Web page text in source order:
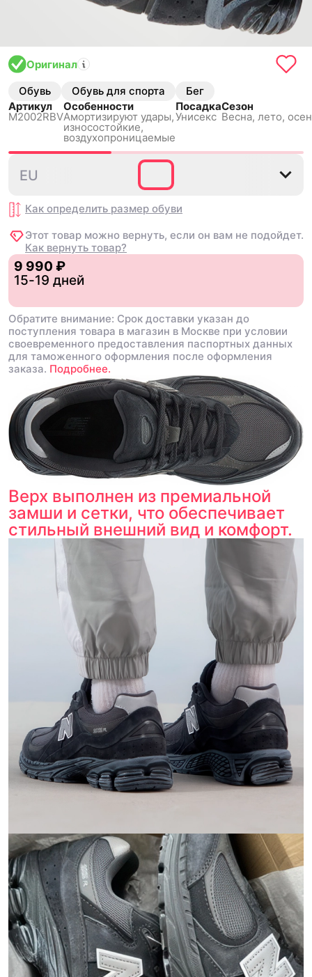
Оригинал
Обувь Обувь для спорта
Бег
Артикул
M2002RBV
Особенности
Амортизируют удары,
износостойкие,
воздухопроницаемые
Посадка
Унисекс
Сезон
Весна, лето,
38.5
EU
Как определить размер обуви
Этот товар можно вернуть, если он вам не подойдет.
Как вернуть товар?
9 990 ₽
15-19 дней
Обратите внимание: Срок доставки указан до
поступления товара в магазин в Москве при условии
своевременного предоставления паспортных данных
для таможенного оформления после оформления
заказа. Подробнее.
Верх выполнен из премиальной
замши и сетки, что обеспечивает
стильный внешний вид и комфорт.